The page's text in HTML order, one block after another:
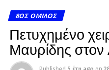
8ΟΣ ΌΜΙΛΟΣ
Πετυχημένο
Μαυρίδης